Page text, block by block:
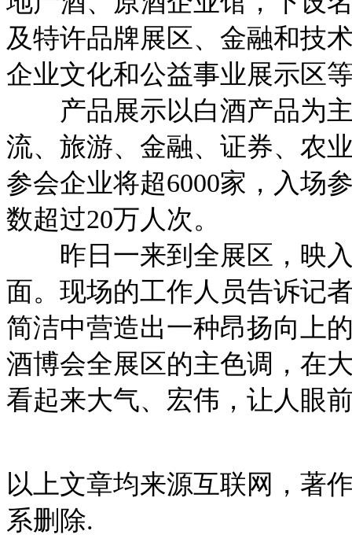
及特许品牌展区、金融和技
企业文化和公益事业展示区
产品展示以白酒产品为主
流、旅游、金融、证券、农
参会企业将超6000家，入场
数超过20万人次。
昨日一来到全展区，映入
面。现场的工作人员告诉记
简洁中营造出一种昂扬向上
酒博会全展区的主色调，在
看起来大气、宏伟，让人眼
以上文章均来源互联网，著
系删除.